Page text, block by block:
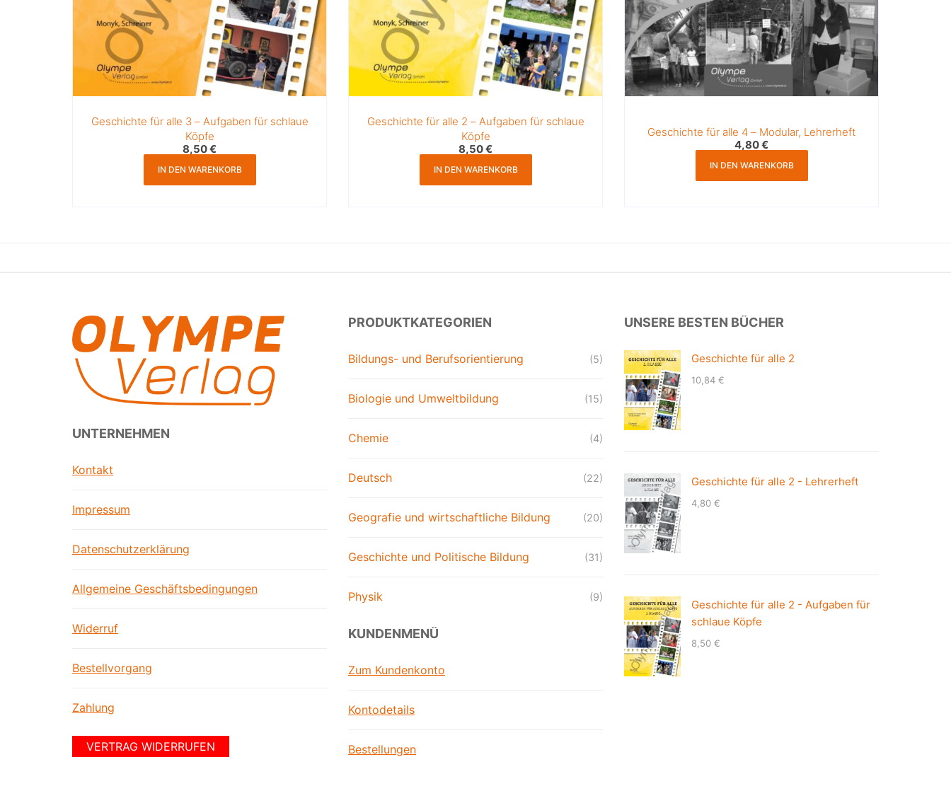
Geschichte für alle 3 – Aufgaben für schlaue
Köpfe
8,50€
IN DEN WARENKORB
Geschichte für alle 2 – Aufgaben für schlaue
Köpfe
8,50€
IN DEN WARENKORB
Geschichte für alle 4 – Modular, Lehrerheft
4,80€
IN DEN WARENKORB
UNTERNEHMEN
Kontakt
Impressum
Datenschutzerklärung
Allgemeine Geschäftsbedingungen
Widerruf
Bestellvorgang
Zahlung
VERTRAG WIDERRUFEN
PRODUKTKATEGORIEN
Bildungs- und Berufsorientierung (5)
Biologie und Umweltbildung (15)
Chemie (4)
Deutsch (22)
Geografie und wirtschaftliche Bildung (20)
Geschichte und Politische Bildung (31)
Physik (9)
KUNDENMENÜ
Zum Kundenkonto
Kontodetails
Bestellungen
UNSERE BESTEN BÜCHER
Geschichte für alle 2
10,84 €
Geschichte für alle 2 - Lehrerheft
4,80 €
Geschichte für alle 2 - Aufgaben für
schlaue Köpfe
8,50 €